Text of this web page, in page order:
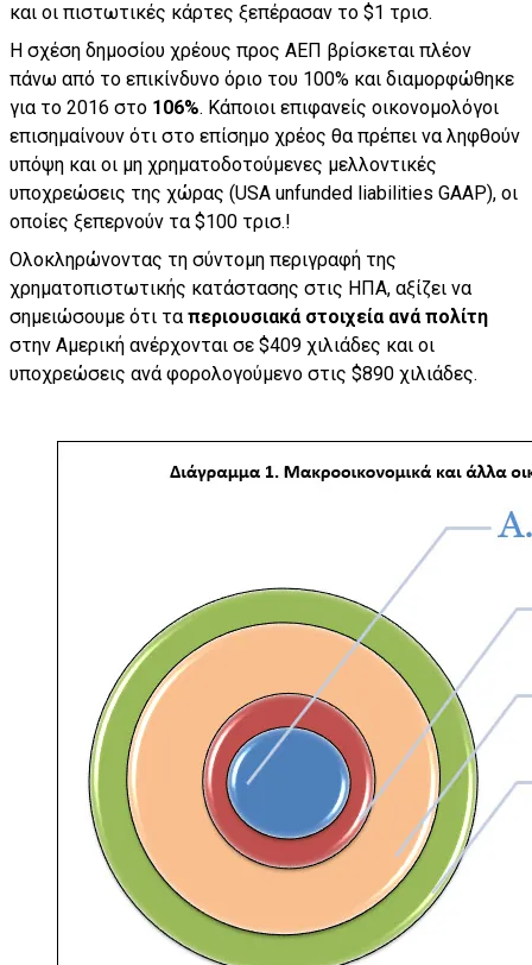
και οι πιστωτικές κάρτες ξεπέρασαν το $1 τρισ.
Η σχέση δημοσίου χρέους προς ΑΕΠ βρίσκεται πλέον
πάνω από το επικίνδυνο όριο του 100% και διαμορφώθηκε
για το 2016 στο 106%. Κάποιοι επιφανείς οικονομολόγοι
επισημαίνουν ότι στο επίσημο χρέος θα πρέπει να ληφθούν
υπόψη και οι μη χρηματοδοτούμενες μελλοντικές
υποχρεώσεις της χώρας (USA unfunded liabilities GAAP), οι
οποίες ξεπερνούν τα $100 τρισ.!
Ολοκληρώνοντας τη σύντομη περιγραφή της
χρηματοπιστωτικής κατάστασης στις ΗΠΑ, αξίζει να
σημειώσουμε ότι ταπεριουσιακά στοιχεία ανά πολίτη
στην Αμερική ανέρχονται σε $409 χιλιάδες και οι
υποχρεώσεις ανά φορολογούμενο στις $890 χιλιάδες.